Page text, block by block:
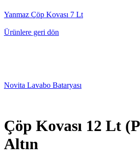
Yanmaz Çöp Kovası 7 Lt
Ürünlere geri dön
Novita Lavabo Bataryası
Çöp Kovası 12 Lt
Altın